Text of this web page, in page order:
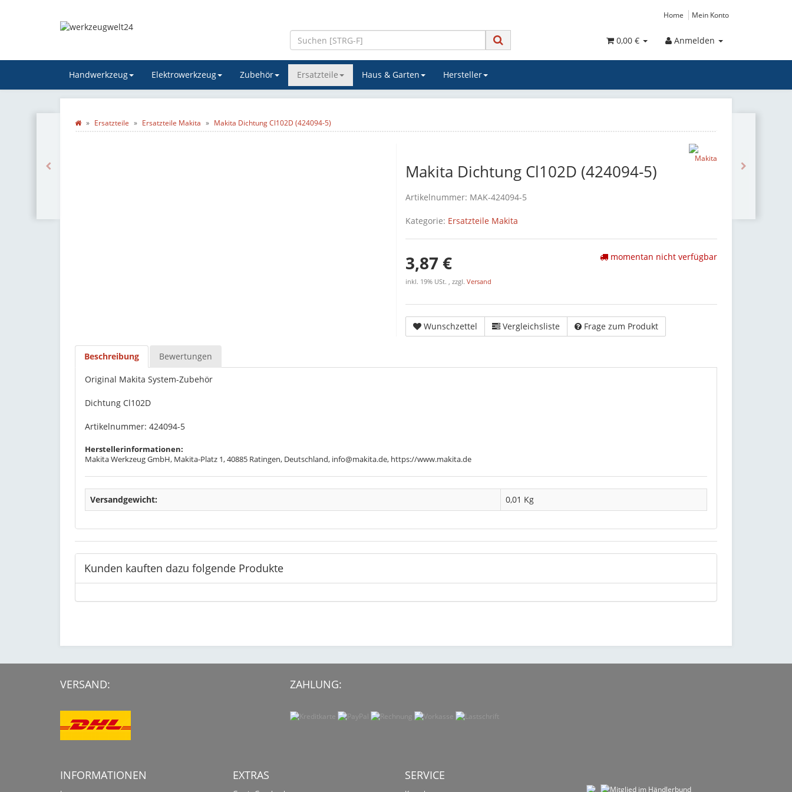
Home Mein Konto
Anmelden
0,00 €
Handwerkzeug Elektrowerkzeug Zubehör Ersatzteile Haus & Garten Hersteller
Ersatzteile Ersatzteile Makita Makita Dichtung Cl102D (424094-5)
Makita Dichtung Cl102D (424094-5)
Artikelnummer: MAK-424094-5
Kategorie: Ersatzteile Makita
3,87 €
inkl. 19% USt. , zzgl. Versand
momentan nicht verfügbar
Wunschzettel Vergleichsliste Frage zum Produkt
Beschreibung Bewertungen
Original Makita System-Zubehör
Dichtung Cl102D
Artikelnummer: 424094-5
Herstellerinformationen:
Makita Werkzeug GmbH, Makita-Platz 1, 40885 Ratingen, Deutschland, info@makita.de, https://www.makita.de
Versandgewicht: 0,01 Kg
Kunden kauften dazu folgende Produkte
VERSAND: ZAHLUNG:
INFORMATIONEN EXTRAS SERVICE